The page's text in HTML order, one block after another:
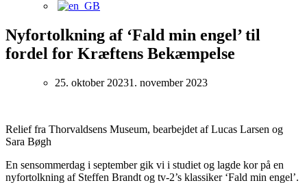
Nyfortolkning af ‘Fald min engel’ til
fordel for Kræftens Bekæmpelse
25. oktober 20231. november 2023
Relief fra Thorvaldsens Museum, bearbejdet af Lucas Larsen og
Sara Bøgh
En sensommerdag i september gik vi i studiet og lagde kor på en
nyfortolkning af Steffen Brandt og tv-2’s klassiker ‘Fald min engel’.